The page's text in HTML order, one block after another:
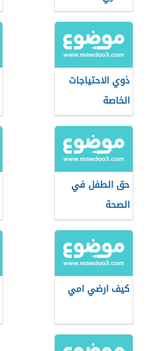
ذوي الاحتياجات
الخاصة
حق الطفل في
الصحة
كيف ارضي امي